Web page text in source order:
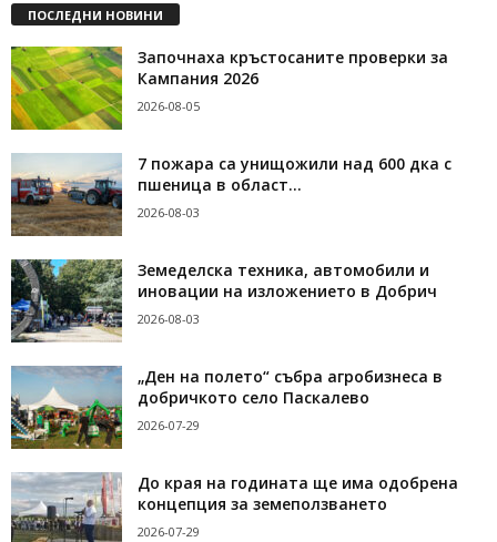
ПОСЛЕДНИ НОВИНИ
Започнаха кръстосаните проверки за
Кампания 2026
2026-08-05
7 пожара са унищожили над 600 дка с
пшеница в област...
2026-08-03
Земеделска техника, автомобили и
иновации на изложението в Добрич
2026-08-03
„Ден на полето“ събра агробизнеса в
добричкото село Паскалево
2026-07-29
До края на годината ще има одобрена
концепция за земеползването
2026-07-29